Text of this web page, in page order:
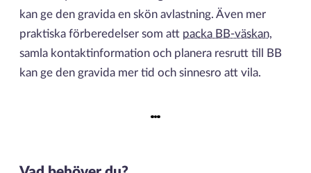
kan ge den gravida en skön avlastning. Även mer
praktiska förberedelser som att packa BB-väskan,
samla kontaktinformation och planera resrutt till BB
kan ge den gravida mer tid och sinnesro att vila.